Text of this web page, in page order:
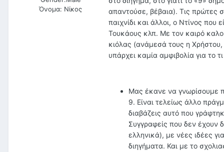
Όνομα: Νίκος
απαντούσε, βέβαια). Τις πρώτες
παιχνίδι και άλλοι, ο Ντίνος που
Τουκάους κλπ. Με τον καιρό
κιόλας (ανάμεσά τους η
υπάρχει καμία αμφιβολία για το
Μας έκανε να γνωρίσουμε
9. Είναι τελείως άλλο
διαβάζεις αυτό που
Συγγραφείς που δεν έχουν
ελληνικά), με νέες ιδέες
διηγήματα. Και με το